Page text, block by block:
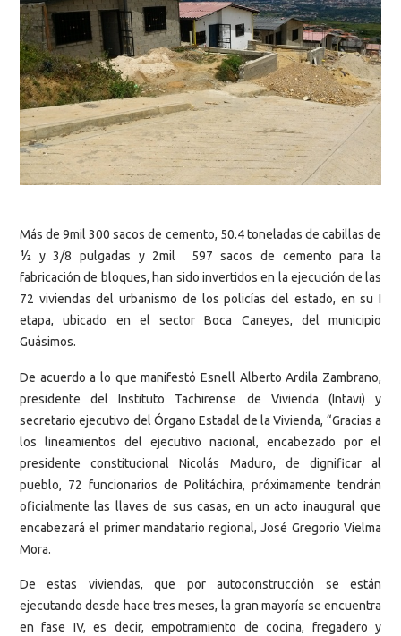
Más de 9mil 300 sacos de cemento, 50.4 toneladas de cabillas de
½ y 3/8 pulgadas y 2mil 597 sacos de cemento para la
fabricación de bloques, han sido invertidos en la ejecución de las
72 viviendas del urbanismo de los policías del estado, en su I
etapa, ubicado en el sector Boca Caneyes, del municipio
Guásimos.
De acuerdo a lo que manifestó Esnell Alberto Ardila Zambrano,
presidente del Instituto Tachirense de Vivienda (Intavi) y
secretario ejecutivo del Órgano Estadal de la Vivienda, “Gracias a
los lineamientos del ejecutivo nacional, encabezado por el
presidente constitucional Nicolás Maduro, de dignificar al
pueblo, 72 funcionarios de Politáchira, próximamente tendrán
oficialmente las llaves de sus casas, en un acto inaugural que
encabezará el primer mandatario regional, José Gregorio Vielma
Mora.
De estas viviendas, que por autoconstrucción se están
ejecutando desde hace tres meses, la gran mayoría se encuentra
en fase IV, es decir, empotramiento de cocina, fregadero y